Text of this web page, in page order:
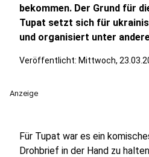
bekommen. Der Grund für
Tupat setzt sich für
und organisiert unter
Veröffentlicht: Mittwoch,
Anzeige
Für Tupat war es ein
Drohbrief in der Hand zu